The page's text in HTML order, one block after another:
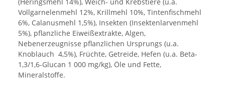
Vollgarnelenmehl 12%, Krillmehl 10%, Tintenfischmehl
6%, Calanusmehl 1,5%), Insekten (Insektenlarvenmehl
5%), pflanzliche Eiweißextrakte, Algen,
Nebenerzeugnisse pflanzlichen Ursprungs (u.a.
Knoblauch 4,5%), Früchte, Getreide, Hefen (u.a. Beta-
1,3/1,6-Glucan 1 000 mg/kg), Öle und Fette,
Mineralstoffe.